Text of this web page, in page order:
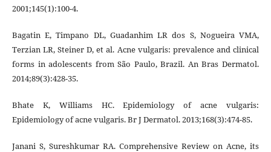
2001;145(1):100-4.
Bagatin E, Timpano DL, Guadanhim LR dos S, Nogueira VMA,
Terzian LR, Steiner D, et al. Acne vulgaris: prevalence and clinical
forms in adolescents from São Paulo, Brazil. An Bras Dermatol.
2014;89(3):428-35.
Bhate K, Williams HC. Epidemiology of acne vulgaris:
Epidemiology of acne vulgaris. Br J Dermatol. 2013;168(3):474-85.
Janani S, Sureshkumar RA. Comprehensive Review on Acne, its